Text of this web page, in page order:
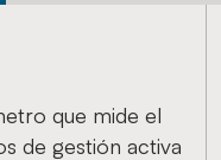
que mide el
de gestión activa